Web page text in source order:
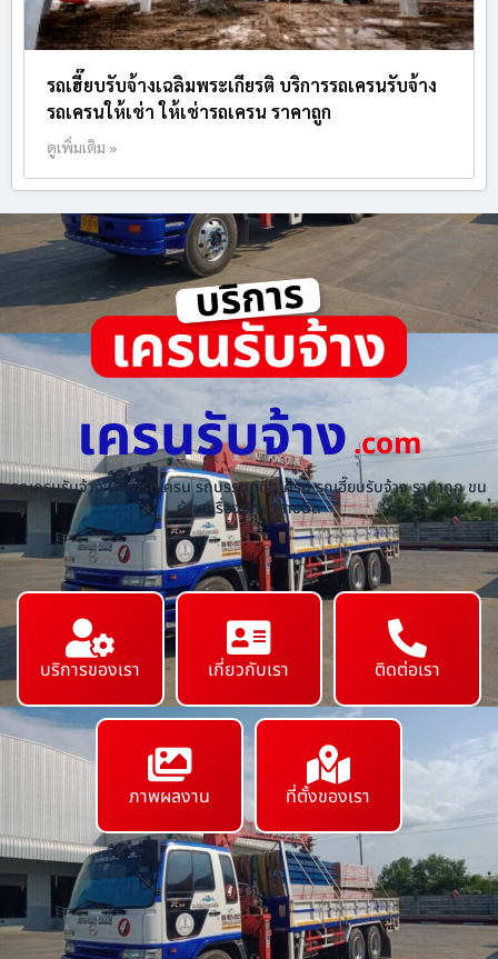
รถเฮี๊ยบรับจ้างเฉลิมพระเกียรติ บริการรถเครนรับจ้าง
รถเครนให้เช่า ให้เช่ารถเครน ราคาถูก
ดูเพิ่มเติม »
เครนรับจ้าง.com
รถเครนรับจ้าง ให้เช่ารถเครน รถบรรทุกติดเครน รถเฮี๊ยบรับจ้าง ราคาถูก ขน
ย้ายเครื่องจักร ทุกชนิด
บริการของเรา เกี่ยวกับเรา ติดต่อเรา
ภาพผลงาน ที่ตั้งของเรา